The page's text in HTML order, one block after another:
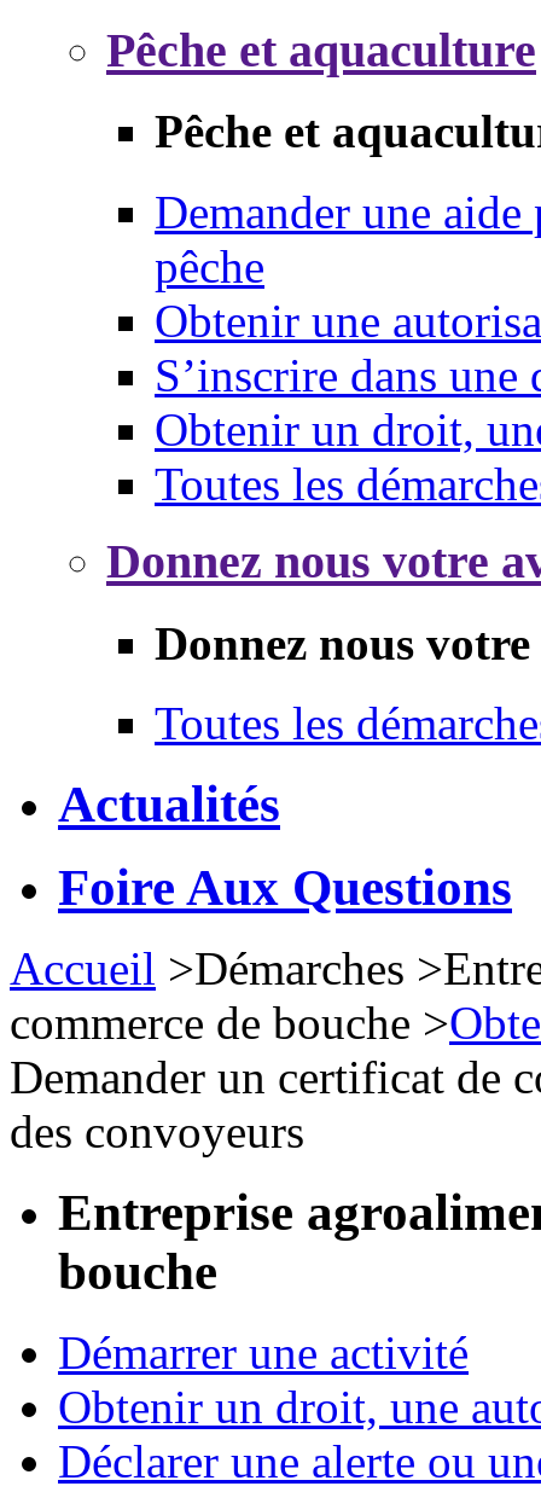
Pêche et aquaculture
Pêche et
Demander une
pêche
Obtenir une
S’inscrire dans une
Obtenir un droit,
Toutes les
Donnez nous votre
Donnez nous
Toutes les
Actualités
Foire Aux Questions
Accueil >Démarches >
commerce de bouche >
Demander un certificat de
des convoyeurs
Entreprise
bouche
Démarrer une activité
Obtenir un droit, une
Déclarer une alerte ou